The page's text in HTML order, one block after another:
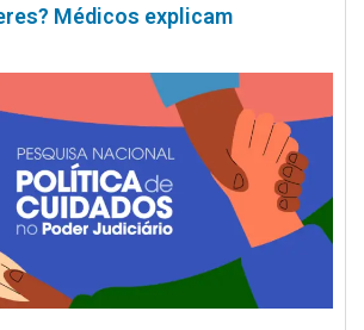
Médicos explicam